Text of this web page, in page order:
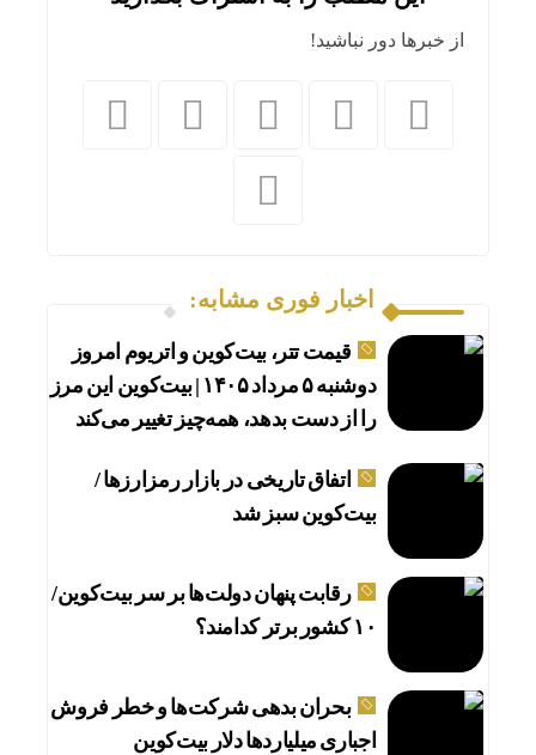
از خبرها دور نباشید!
اخبار فوری مشابه:
قیمت تتر، بیت‌کوین و اتریوم امروز
دوشنبه ۵ مرداد ۱۴۰۵ | بیت‌کوین این مرز
را از دست بدهد، همه‌چیز تغییر می‌کند
اتفاق تاریخی در بازار رمزارزها /
بیت‌کوین سبز شد
رقابت پنهان دولت‌ها بر سر بیت‌کوین/
۱۰ کشور برتر کدامند؟
بحران بدهی شرکت‌ها و خطر فروش
اجباری میلیاردها دلار بیت‌کوین